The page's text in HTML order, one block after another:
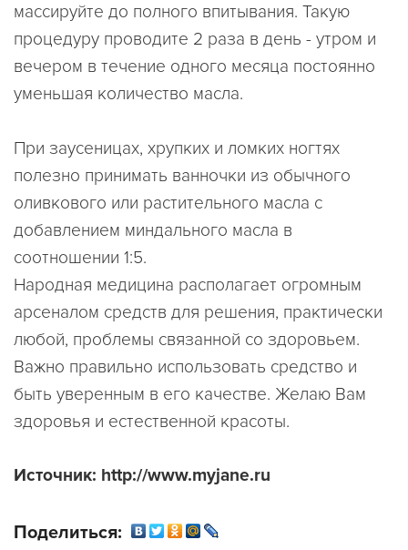
массируйте до полного впитывания. Такую
процедуру проводите 2 раза в день - утром и
вечером в течение одного месяца постоянно
уменьшая количество масла.
При заусеницах, хрупких и ломких ногтях
полезно принимать ванночки из обычного
оливкового или растительного масла с
добавлением миндального масла в
соотношении 1:5.
Народная медицина располагает огромным
арсеналом средств для решения, практически
любой, проблемы связанной со здоровьем.
Важно правильно использовать средство и
быть уверенным в его качестве. Желаю Вам
здоровья и естественной красоты.
Источник: http://www.myjane.ru
Поделиться: